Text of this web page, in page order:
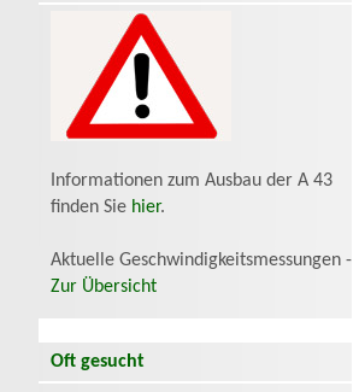
Informationen zum Ausbau der A 43
finden Sie hier.
Aktuelle Geschwindigkeitsmessungen -
Zur Übersicht
Oft gesucht